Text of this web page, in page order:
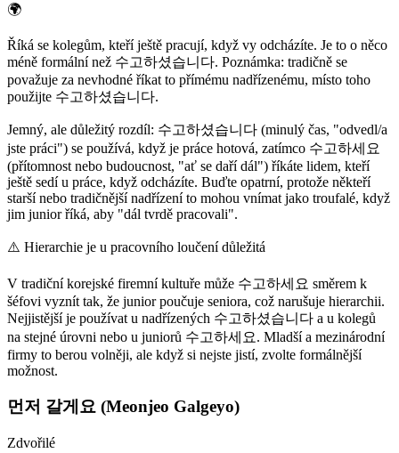
🌍
Říká se kolegům, kteří ještě pracují, když vy odcházíte. Je to o něco
méně formální než 수고하셨습니다. Poznámka: tradičně se
považuje za nevhodné říkat to přímému nadřízenému, místo toho
použijte 수고하셨습니다.
Jemný, ale důležitý rozdíl: 수고하셨습니다 (minulý čas, "odvedl/a
jste práci") se používá, když je práce hotová, zatímco 수고하세요
(přítomnost nebo budoucnost, "ať se daří dál") říkáte lidem, kteří
ještě sedí u práce, když odcházíte. Buďte opatrní, protože někteří
starší nebo tradičnější nadřízení to mohou vnímat jako troufalé, když
jim junior říká, aby "dál tvrdě pracovali".
⚠️ Hierarchie je u pracovního loučení důležitá
V tradiční korejské firemní kultuře může 수고하세요 směrem k
šéfovi vyznít tak, že junior poučuje seniora, což narušuje hierarchii.
Nejjistější je používat u nadřízených 수고하셨습니다 a u kolegů
na stejné úrovni nebo u juniorů 수고하세요. Mladší a mezinárodní
firmy to berou volněji, ale když si nejste jistí, zvolte formálnější
možnost.
먼저 갈게요 (Meonjeo Galgeyo)
Zdvořilé